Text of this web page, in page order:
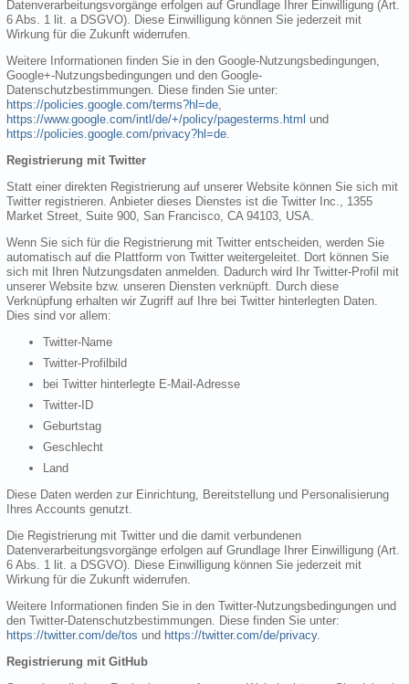
Datenverarbeitungsvorgänge erfolgen auf Grundlage Ihrer Einwilligung (Art.
6 Abs. 1 lit. a DSGVO). Diese Einwilligung können Sie jederzeit mit
Wirkung für die Zukunft widerrufen.
Weitere Informationen finden Sie in den Google-Nutzungsbedingungen,
Google+-Nutzungsbedingungen und den Google-
Datenschutzbestimmungen. Diese finden Sie unter:
https://policies.google.com/terms?hl=de,
https://www.google.com/intl/de/+/policy/pagesterms.html und
https://policies.google.com/privacy?hl=de.
Registrierung mit Twitter
Statt einer direkten Registrierung auf unserer Website können Sie sich mit
Twitter registrieren. Anbieter dieses Dienstes ist die Twitter Inc., 1355
Market Street, Suite 900, San Francisco, CA 94103, USA.
Wenn Sie sich für die Registrierung mit Twitter entscheiden, werden Sie
automatisch auf die Plattform von Twitter weitergeleitet. Dort können Sie
sich mit Ihren Nutzungsdaten anmelden. Dadurch wird Ihr Twitter-Profil mit
unserer Website bzw. unseren Diensten verknüpft. Durch diese
Verknüpfung erhalten wir Zugriff auf Ihre bei Twitter hinterlegten Daten.
Dies sind vor allem:
Twitter-Name
Twitter-Profilbild
bei Twitter hinterlegte E-Mail-Adresse
Twitter-ID
Geburtstag
Geschlecht
Land
Diese Daten werden zur Einrichtung, Bereitstellung und Personalisierung
Ihres Accounts genutzt.
Die Registrierung mit Twitter und die damit verbundenen
Datenverarbeitungsvorgänge erfolgen auf Grundlage Ihrer Einwilligung (Art.
6 Abs. 1 lit. a DSGVO). Diese Einwilligung können Sie jederzeit mit
Wirkung für die Zukunft widerrufen.
Weitere Informationen finden Sie in den Twitter-Nutzungsbedingungen und
den Twitter-Datenschutzbestimmungen. Diese finden Sie unter:
https://twitter.com/de/tos und https://twitter.com/de/privacy.
Registrierung mit GitHub